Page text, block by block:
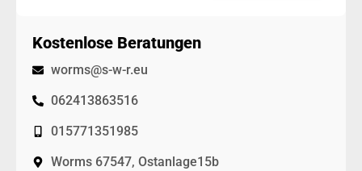
Kostenlose Beratungen
worms@s-w-r.eu
062413863516
015771351985
Worms 67547, Ostanlage15b